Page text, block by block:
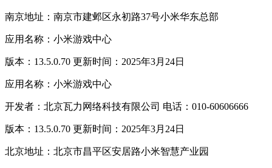
南京地址：南京市建邺区永初路37号小米华东总部
应用名称：小米游戏中心
版本：13.5.0.70 更新时间：2025年3月24日
应用名称：小米游戏中心
开发者：北京瓦力网络科技有限公司 电话：010-60606666
版本：13.5.0.70 更新时间：2025年3月24日
北京地址：北京市昌平区安居路小米智慧产业园